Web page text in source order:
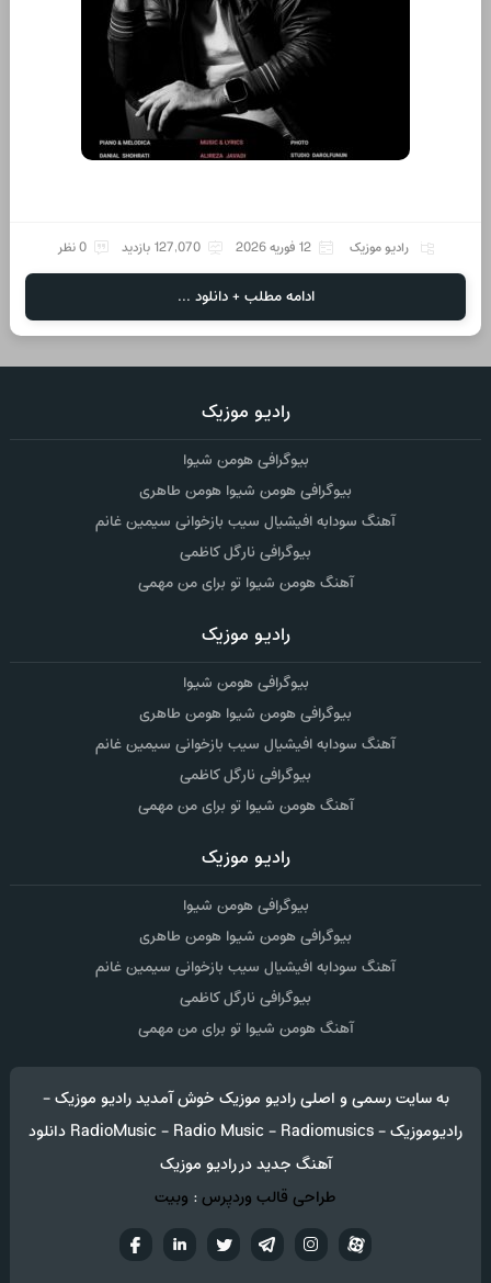
رادیو موزیک 12 فوریه 2026 127,070 بازدید 0 نظر
ادامه مطلب + دانلود ...
رادیو موزیک
بیوگرافی هومن شیوا
بیوگرافی هومن شیوا هومن طاهری
آهنگ سودابه افیشیال سیب بازخوانی سیمین غانم
بیوگرافی نارگل کاظمی
آهنگ هومن شیوا تو برای من مهمی
رادیو موزیک
بیوگرافی هومن شیوا
بیوگرافی هومن شیوا هومن طاهری
آهنگ سودابه افیشیال سیب بازخوانی سیمین غانم
بیوگرافی نارگل کاظمی
آهنگ هومن شیوا تو برای من مهمی
رادیو موزیک
بیوگرافی هومن شیوا
بیوگرافی هومن شیوا هومن طاهری
آهنگ سودابه افیشیال سیب بازخوانی سیمین غانم
بیوگرافی نارگل کاظمی
آهنگ هومن شیوا تو برای من مهمی
به سایت رسمی و اصلی رادیو موزیک خوش آمدید رادیو موزیک -
رادیوموزیک - RadioMusic - Radio Music - Radiomusics دانلود
آهنگ جدید در رادیو موزیک
طراحی قالب وردپرس: وبیت
تويترتلگراماینستاگرام آپارات